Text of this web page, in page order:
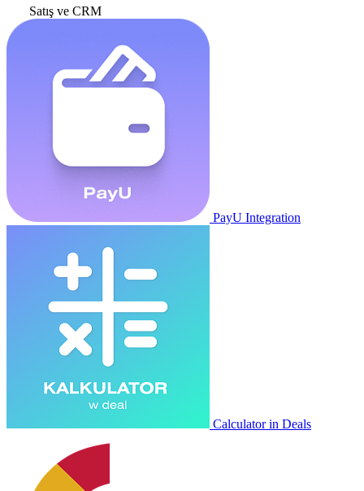
Satış ve CRM
PayU Integration
Calculator in Deals